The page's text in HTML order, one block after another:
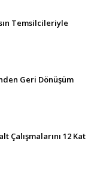
Temsilcileriyle
Geri Dönüşüm
Çalışmalarını 12 Kat